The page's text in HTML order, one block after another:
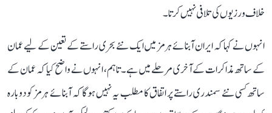
خلاف ورزیوں کی تلافی نہیں کرتا۔
انہوں نے کہا کہ ایران آبنائے ہرمز میں ایک نئے بحری راستے کے تعین کے لیے عمان
کے ساتھ مذاکرات کے آخری مرحلے میں ہے۔ تاہم، انہوں نے واضح کیا کہ عمان کے
ساتھ کسی نئے سمندری راستے پر اتفاق کا مطلب یہ نہیں ہوگا کہ آبنائے ہرمز کو دوبارہ